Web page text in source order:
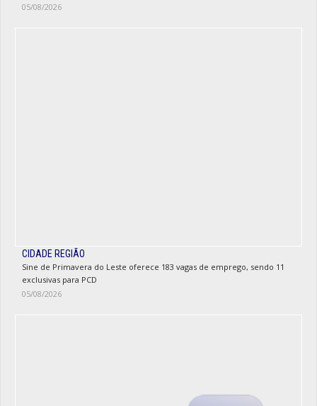
05/08/2026
CIDADE REGIÃO
Sine de Primavera do Leste oferece 183 vagas de emprego, sendo 11
exclusivas para PCD
05/08/2026